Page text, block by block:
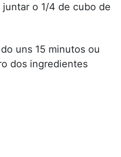
o 1/4 de cubo de
uns 15 minutos ou
dos ingredientes